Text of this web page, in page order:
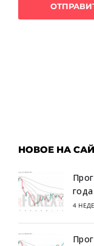
НОВОЕ НА
года
4